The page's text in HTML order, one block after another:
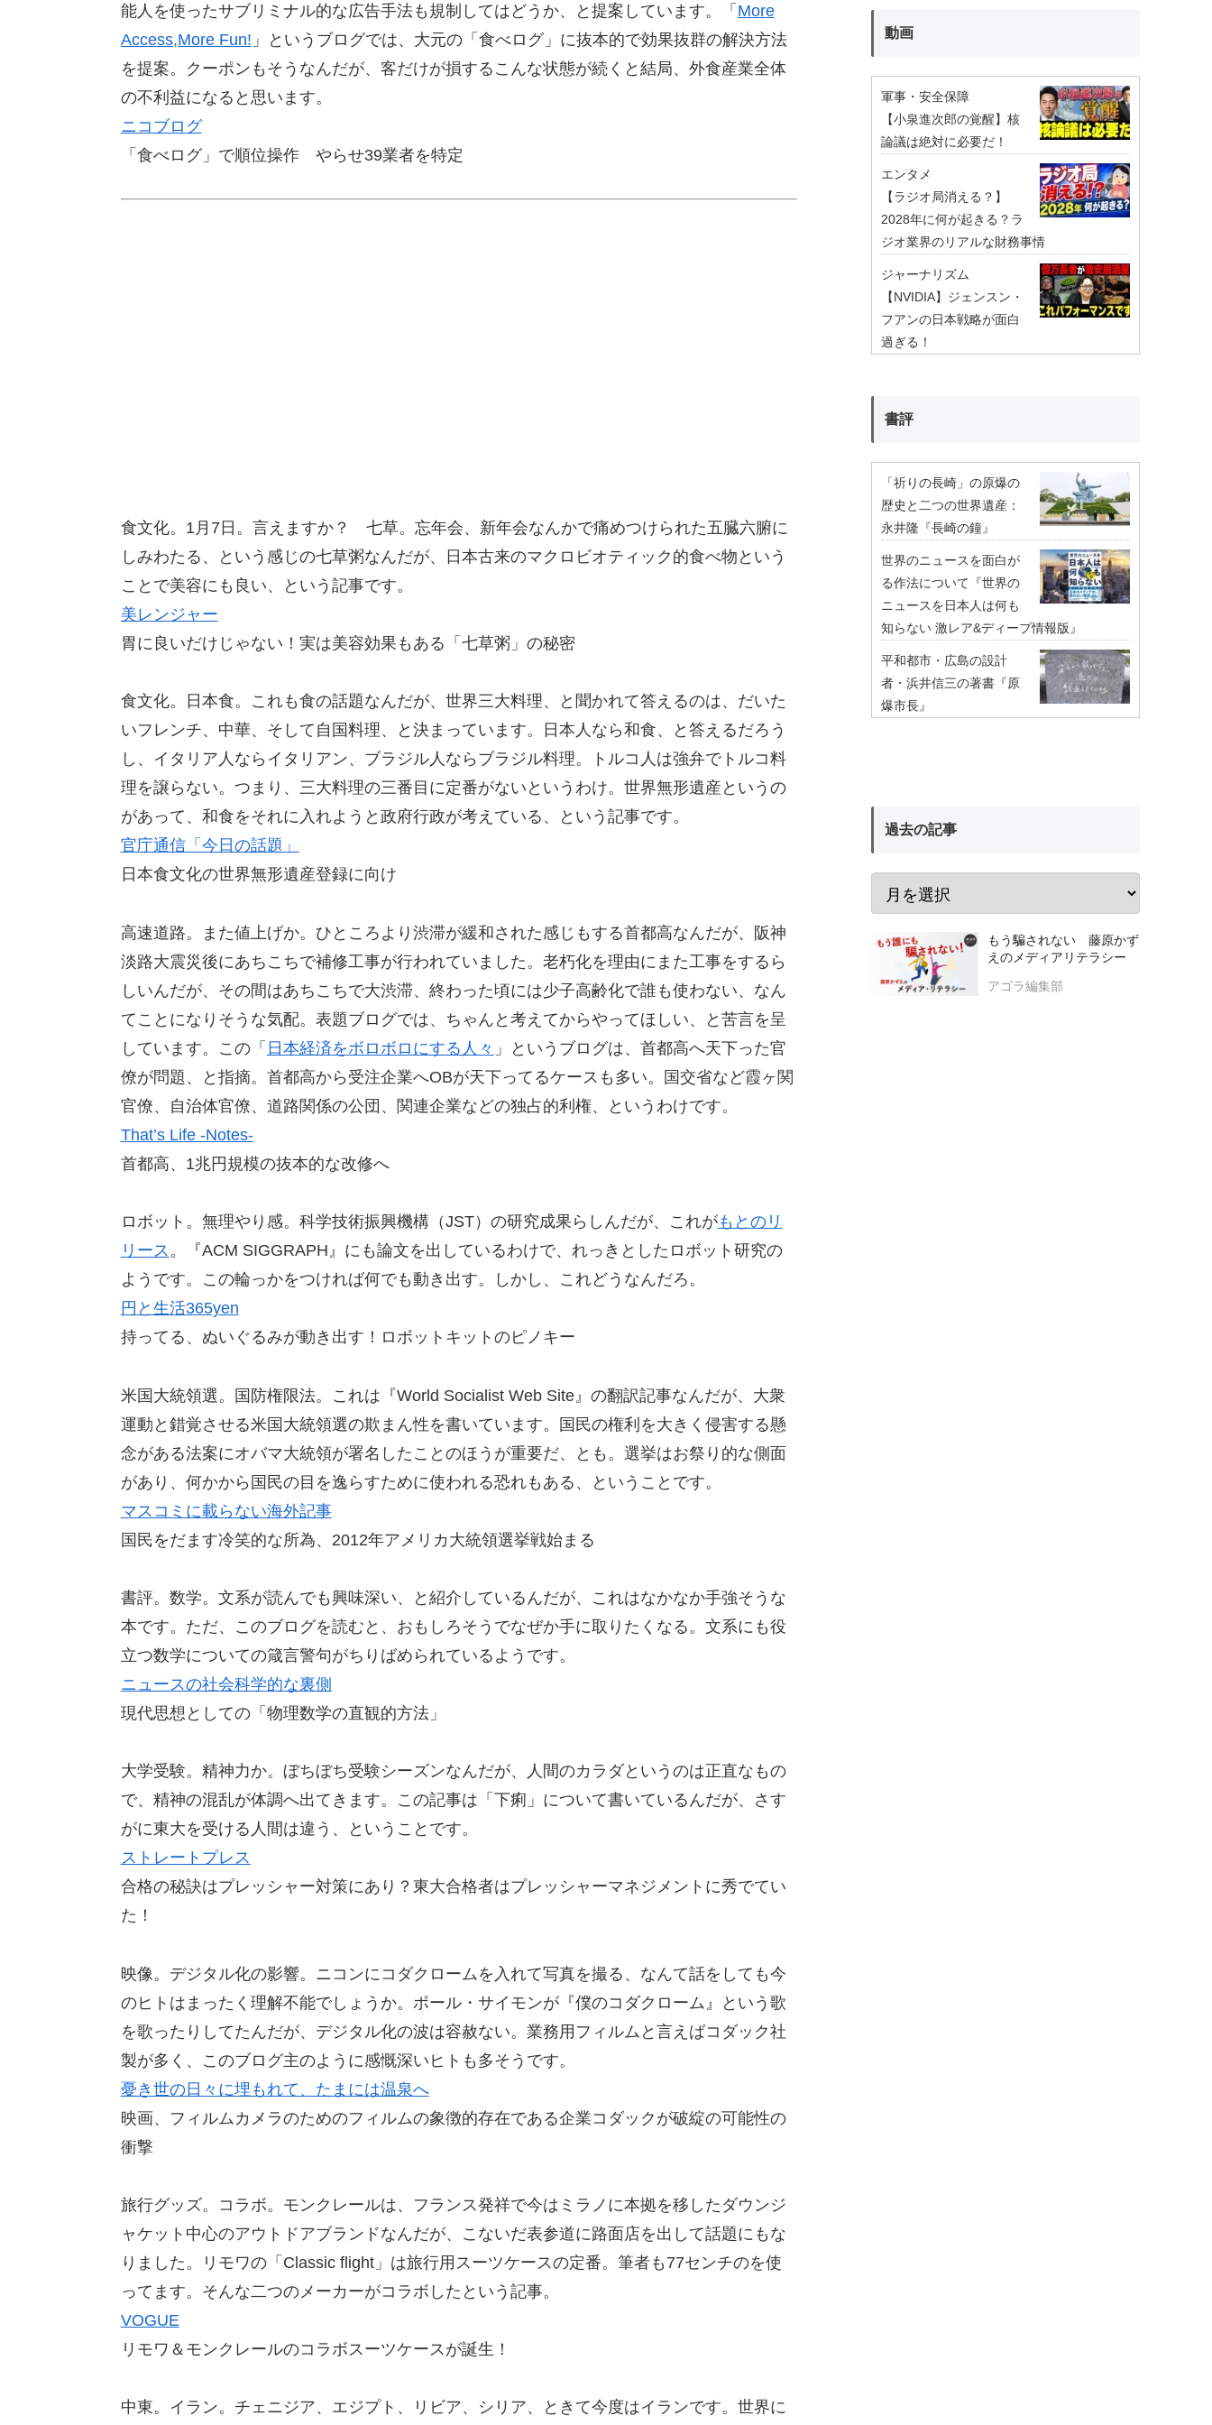
能人を使ったサブリミナル的な広告手法も規制してはどうか、と提案しています。「 More
Access,More Fun! 」というブログでは、大元の「食べログ」に抜本的で効果抜群の解決方法
を提案。クーポンもそうなんだが、客だけが損するこんな状態が続くと結局、外食産業全体
の不利益になると思います。
ニコブログ
「食べログ」で順位操作 やらせ39業者を特定
食文化。1月7日。言えますか？ 七草。忘年会、新年会なんかで痛めつけられた五臓六腑に
しみわたる、という感じの七草粥なんだが、日本古来のマクロビオティック的食べ物という
ことで美容にも良い、という記事です。
美レンジャー
胃に良いだけじゃない！実は美容効果もある「七草粥」の秘密
食文化。日本食。これも食の話題なんだが、世界三大料理、と聞かれて答えるのは、だいた
いフレンチ、中華、そして自国料理、と決まっています。日本人なら和食、と答えるだろう
し、イタリア人ならイタリアン、ブラジル人ならブラジル料理。トルコ人は強弁でトルコ料
理を譲らない。つまり、三大料理の三番目に定番がないというわけ。世界無形遺産というの
があって、和食をそれに入れようと政府行政が考えている、という記事です。
官庁通信「今日の話題」
日本食文化の世界無形遺産登録に向け
高速道路。また値上げか。ひところより渋滞が緩和された感じもする首都高なんだが、阪神
淡路大震災後にあちこちで補修工事が行われていました。老朽化を理由にまた工事をするら
しいんだが、その間はあちこちで大渋滞、終わった頃には少子高齢化で誰も使わない、なん
てことになりそうな気配。表題ブログでは、ちゃんと考えてからやってほしい、と苦言を呈
しています。この「 日本経済をボロボロにする人々 」というブログは、首都高へ天下った官
僚が問題、と指摘。首都高から受注企業へOBが天下ってるケースも多い。国交省など霞ヶ関
官僚、自治体官僚、道路関係の公団、関連企業などの独占的利権、というわけです。
That’s Life -Notes-
首都高、1兆円規模の抜本的な改修へ
ロボット。無理やり感。科学技術振興機構（JST）の研究成果らしんだが、これがもとのリ
リース。『ACM SIGGRAPH』にも論文を出しているわけで、れっきとしたロボット研究の
ようです。この輪っかをつければ何でも動き出す。しかし、これどうなんだろ。
円と生活365yen
持ってる、ぬいぐるみが動き出す！ロボットキットのピノキー
米国大統領選。国防権限法。これは『World Socialist Web Site』の翻訳記事なんだが、大衆
運動と錯覚させる米国大統領選の欺まん性を書いています。国民の権利を大きく侵害する懸
念がある法案にオバマ大統領が署名したことのほうが重要だ、とも。選挙はお祭り的な側面
があり、何かから国民の目を逸らすために使われる恐れもある、ということです。
マスコミに載らない海外記事
国民をだます冷笑的な所為、2012年アメリカ大統領選挙戦始まる
書評。数学。文系が読んでも興味深い、と紹介しているんだが、これはなかなか手強そうな
本です。ただ、このブログを読むと、おもしろそうでなぜか手に取りたくなる。文系にも役
立つ数学についての箴言警句がちりばめられているようです。
ニュースの社会科学的な裏側
現代思想としての「物理数学の直観的方法」
大学受験。精神力か。ぼちぼち受験シーズンなんだが、人間のカラダというのは正直なもの
で、精神の混乱が体調へ出てきます。この記事は「下痢」について書いているんだが、さす
がに東大を受ける人間は違う、ということです。
ストレートプレス
合格の秘訣はプレッシャー対策にあり？東大合格者はプレッシャーマネジメントに秀でてい
た！
映像。デジタル化の影響。ニコンにコダクロームを入れて写真を撮る、なんて話をしても今
のヒトはまったく理解不能でしょうか。ポール・サイモンが『僕のコダクローム』という歌
を歌ったりしてたんだが、デジタル化の波は容赦ない。業務用フィルムと言えばコダック社
製が多く、このブログ主のように感慨深いヒトも多そうです。
憂き世の日々に埋もれて、たまには温泉へ
映画、フィルムカメラのためのフィルムの象徴的存在である企業コダックが破綻の可能性の
衝撃
旅行グッズ。コラボ。モンクレールは、フランス発祥で今はミラノに本拠を移したダウンジ
ャケット中心のアウトドアブランドなんだが、こないだ表参道に路面店を出して話題にもな
りました。リモワの「Classic flight」は旅行用スーツケースの定番。筆者も77センチのを使
ってます。そんな二つのメーカーがコラボしたという記事。
VOGUE
リモワ＆モンクレールのコラボスーツケースが誕生！
中東。イラン。チェニジア、エジプト、リビア、シリア、ときて今度はイランです。世界に
動画
軍事・安全保障
【小泉進次郎の覚醒】核
論議は絶対に必要だ！
エンタメ
【ラジオ局消える？】
2028年に何が起きる？ラ
ジオ業界のリアルな財務事情
ジャーナリズム
【NVIDIA】ジェンスン・
フアンの日本戦略が面白
過ぎる！
書評
「祈りの長崎」の原爆の
歴史と二つの世界遺産：
永井隆『長崎の鐘』
世界のニュースを面白が
る作法について『世界の
ニュースを日本人は何も
知らない 激レア&ディープ情報版』
平和都市・広島の設計
者・浜井信三の著書『原
爆市長』
過去の記事
もう騙されない 藤原かず
えのメディアリテラシー
アゴラ編集部